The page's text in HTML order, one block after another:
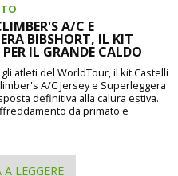
A/C E
BIBSHORT, IL KIT
IL GRANDE CALDO
atleti del WorldTour, il kit Castelli
A/C Jersey e Superleggera
definitiva alla calura estiva.
da primato e
LEGGERE